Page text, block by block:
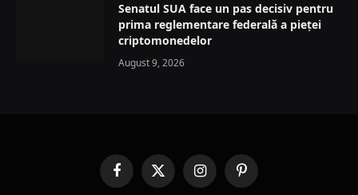
Senatul SUA face un pas decisiv pentru
prima reglementare federală a pieței
criptomonedelor
August 9, 2026
FacebookX
InstagramPinterest